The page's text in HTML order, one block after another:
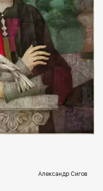
spb.rakovgallery.ru
Александр Сигов